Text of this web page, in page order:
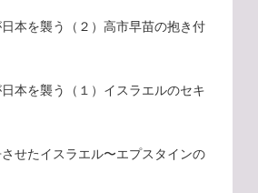
本を襲う（２）高市早苗の抱き付
本を襲う（１）イスラエルのセキ
させたイスラエル〜エプスタインの